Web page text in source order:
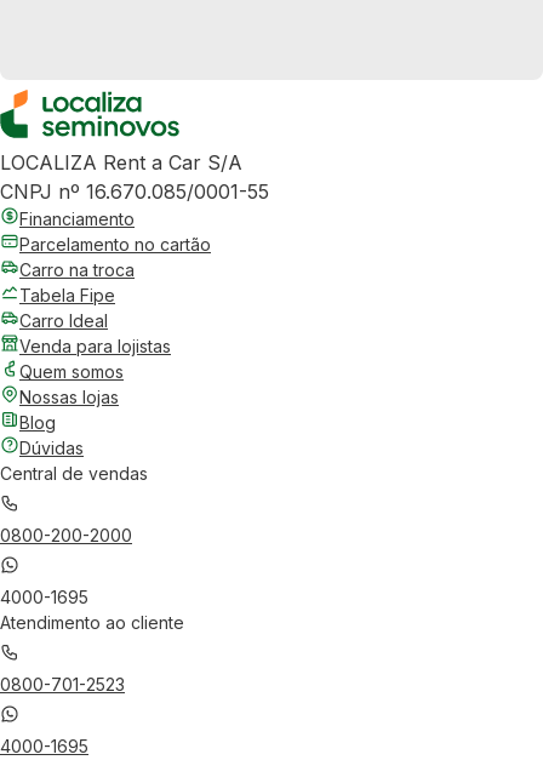
LOCALIZA Rent a Car S/A
CNPJ nº 16.670.085/0001-55
Financiamento
Parcelamento no cartão
Carro na troca
Tabela Fipe
Carro Ideal
Venda para lojistas
Quem somos
Nossas lojas
Blog
Dúvidas
Central de vendas
0800-200-2000
4000-1695
Atendimento ao cliente
0800-701-2523
4000-1695